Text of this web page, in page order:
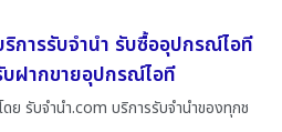
การรับจำนำ รับซื้ออุปกรณ์ไอที
ฝากขายอุปกรณ์ไอที
ย รับจํานํา.com บริการรับจำนำของทุกช